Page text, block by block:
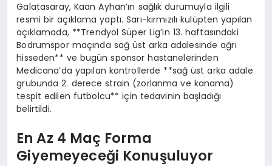
Galatasaray, Kaan Ayhan’ın sağlık durumuyla ilgili
resmi bir açıklama yaptı. Sarı-kırmızılı kulüpten yapılan
açıklamada, **Trendyol Süper Lig’in 13. haftasındaki
Bodrumspor maçında sağ üst arka adalesinde ağrı
hisseden** ve bugün sponsor hastanelerinden
Medicana’da yapılan kontrollerde **sağ üst arka adale
grubunda 2. derece strain (zorlanma ve kanama)
tespit edilen futbolcu** için tedavinin başladığı
belirtildi.
En Az 4 Maç Forma
Giyemeyeceği Konuşuluyor